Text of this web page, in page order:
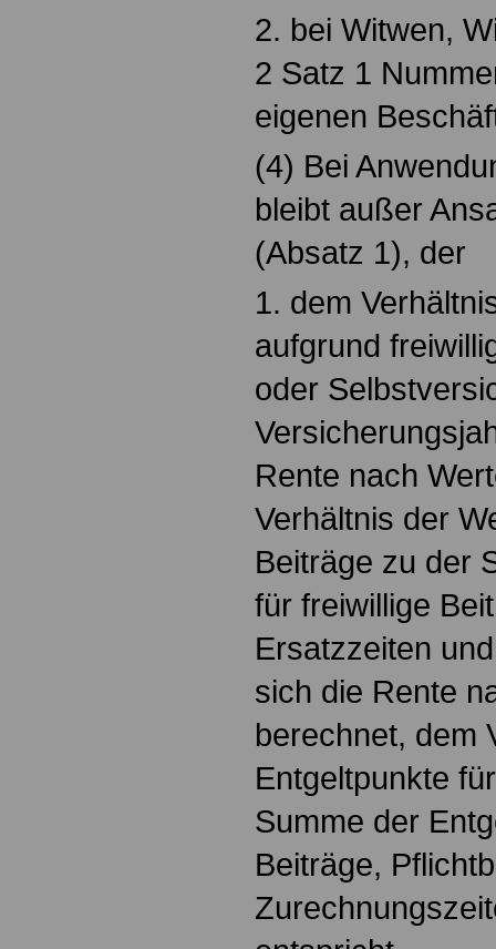
2. bei Witwen,
2 Satz 1
eigenen
(4) Bei
bleibt außer
(Absatz 1), der
1. dem
aufgrund
oder
Rente nach
Verhältnis der
Beiträge zu der
für freiwillige
Ersatzzeiten
sich die Rente
berechnet, dem
Entgeltpunkte
Summe der
Beiträge,